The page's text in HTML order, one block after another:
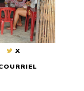
X